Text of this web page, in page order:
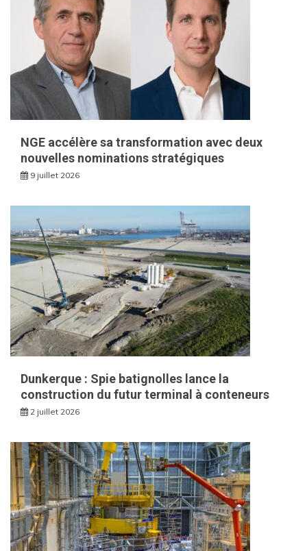
NGE accélère sa transformation avec deux
nouvelles nominations stratégiques
9 juillet 2026
Dunkerque : Spie batignolles lance la
construction du futur terminal à conteneurs
2 juillet 2026